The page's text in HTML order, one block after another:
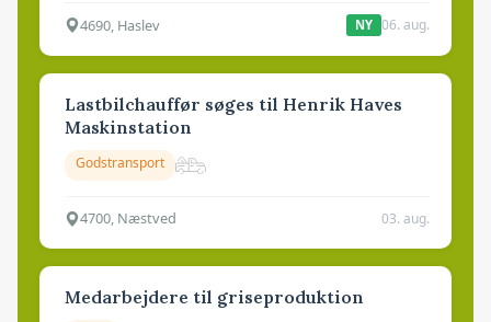
4690, Haslev NY 06. aug.
Lastbilchauffør søges til Henrik Haves
Maskinstation
Godstransport
4700, Næstved 03. aug.
Medarbejdere til griseproduktion